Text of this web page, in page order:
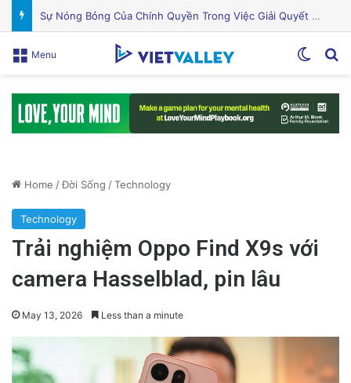
Khám Phá Máy Đào Hầm Nổ Đá Đầu Tiên Trên Thế Giới: Bước Đột Phá Trong Công Nghệ Xây Dựng
Menu
Home /Đời Sống /Technology
Technology
Trải nghiệm Oppo Find X9s với
camera Hasselblad, pin lâu
May 13, 2026 Less than a minute